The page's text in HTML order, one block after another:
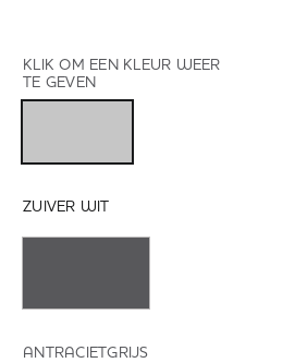
KLIK OM EEN KLEUR WEER
TE GEVEN
ZUIVER WIT
ANTRACIETGRIJS